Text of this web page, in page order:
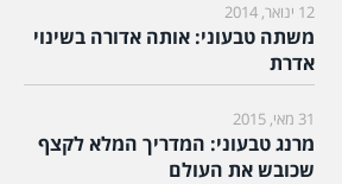
12 ינואר, 2014
משתה טבעוני: אותה אדורה בשינוי
אדרת
31 מאי, 2015
מרנג טבעוני: המדריך המלא לקצף
שכובש את העולם